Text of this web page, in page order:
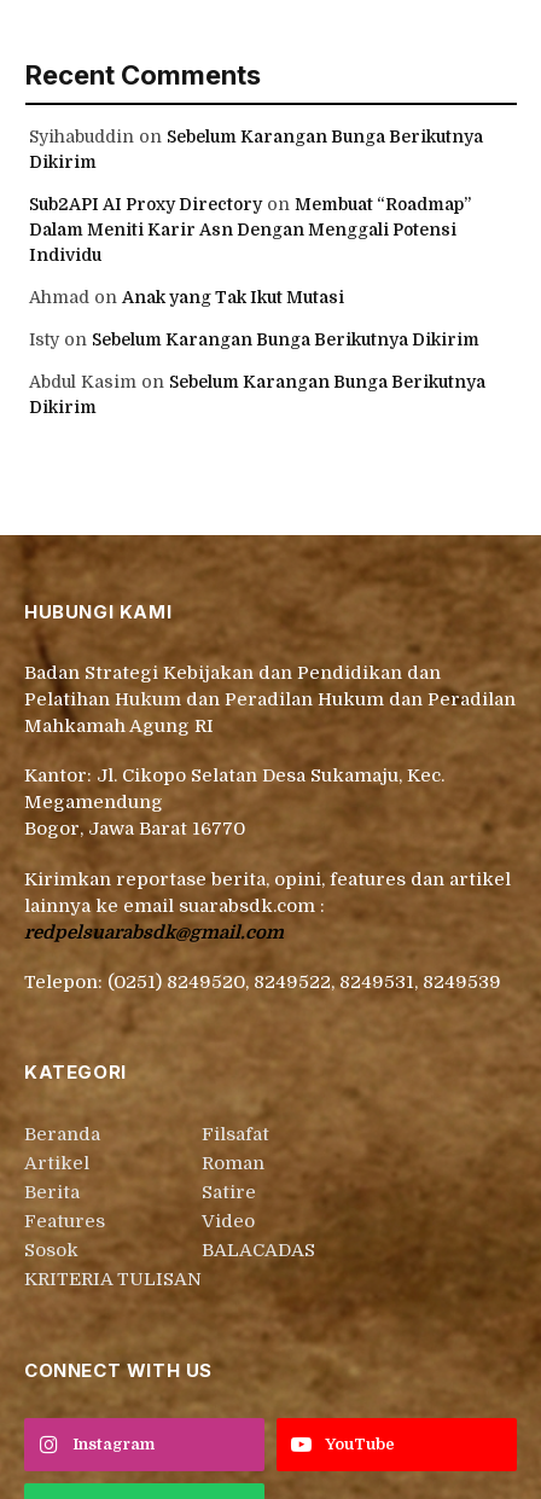
Recent Comments
Syihabuddin on Sebelum Karangan Bunga Berikutnya
Dikirim
Sub2API AI Proxy Directoryon Membuat “Roadmap”
Dalam Meniti Karir Asn Dengan Menggali Potensi
Individu
Ahmad on Anak yang Tak Ikut Mutasi
Istyon Sebelum Karangan Bunga Berikutnya Dikirim
Abdul Kasim on Sebelum Karangan Bunga Berikutnya
Dikirim
HUBUNGI KAMI
Badan Strategi Kebijakan dan Pendidikan dan
Pelatihan Hukum dan Peradilan Hukum dan Peradilan
Mahkamah Agung RI
Kantor: Jl. Cikopo Selatan Desa Sukamaju, Kec.
Megamendung
Bogor, Jawa Barat 16770
Kirimkan reportase berita, opini, features dan artikel
lainnya ke email suarabsdk.com :
redpelsuarabsdk@gmail.com
Telepon: (0251) 8249520, 8249522, 8249531, 8249539
KATEGORI
Beranda
Artikel
Berita
Features
Sosok
KRITERIA TULISAN
Filsafat
Roman
Satire
Video
BALACADAS
CONNECT WITH US
Instagram YouTube